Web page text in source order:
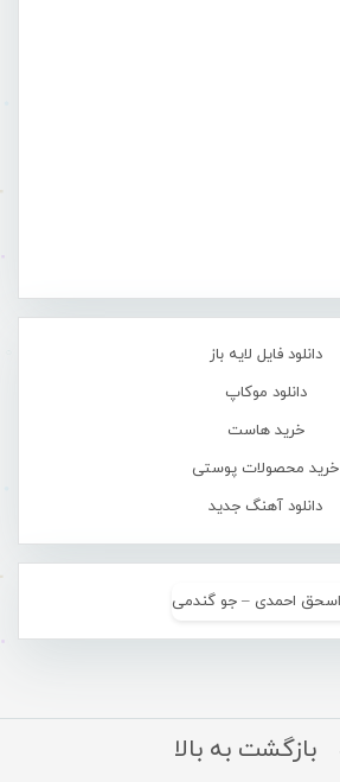
دانلود فایل لایه باز
دانلود موکاپ
خرید هاست
خرید محصولات پوستی
دانلود آهنگ جدید
بازگشت به بالا